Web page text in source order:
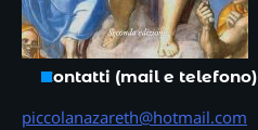
Contatti (mail e telefono)
piccolanazareth@hotmail.com